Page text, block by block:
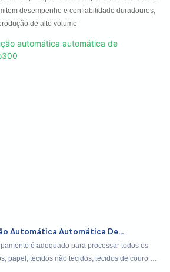
desempenho e confiabilidade duradouros,
de alto volume
Automática Automática De
é adequado para processar todos os
papel, tecidos não tecidos, tecidos de couro,